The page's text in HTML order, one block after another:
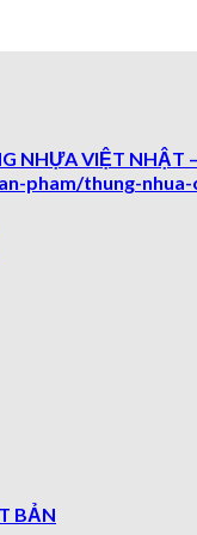
NHỰA VIỆT NHẬT
pham/thung-nhua-
BẢN